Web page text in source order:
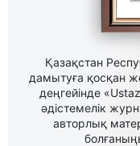
Қазақстан
дамытуға қосқан
деңгейінде
әдістемелік
авторлық